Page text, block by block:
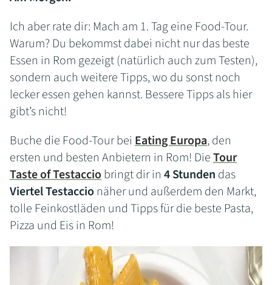
Ich aber rate dir: Mach am 1. Tag eine Food-Tour.
Warum? Du bekommst dabei nicht nur das beste
Essen in Rom gezeigt (natürlich auch zum Testen),
sondern auch weitere Tipps, wo du sonst noch
lecker essen gehen kannst. Bessere Tipps als hier
gibt’s nicht!
Buche die Food-Tour bei Eating Europa, den
ersten und besten Anbietern in Rom! DieTour
Taste of Testacciobringt dir in 4 Stunden das
Viertel Testaccionäher und außerdem den Markt,
tolle Feinkostläden und Tipps für die beste Pasta,
Pizza und Eis in Rom!